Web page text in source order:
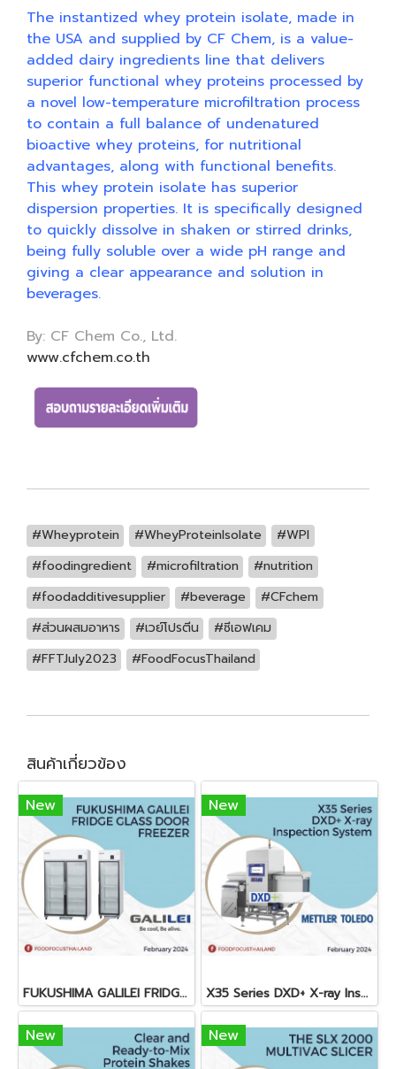
The instantized whey protein isolate, made in
the USA and supplied by CF Chem, is a value-
added dairy ingredients line that delivers
superior functional whey proteins processed by
a novel low-temperature microfiltration process
to contain a full balance of undenatured
bioactive whey proteins, for nutritional
advantages, along with functional benefits.
This whey protein isolate has superior
dispersion properties. It is specifically designed
to quickly dissolve in shaken or stirred drinks,
being fully soluble over a wide pH range and
giving a clear appearance and solution in
beverages.
By: CF Chem Co., Ltd.
www.cfchem.co.th
#Wheyprotein #WheyProteinIsolate
#WPI
#foodingredient
#microfiltration
#nutrition
#foodadditivesupplier
#beverage
#CFchem
#ส่วนผสมอาหาร
#เวย์โปรตีน
#ซีเอฟเคม
#FFTJuly2023
#FoodFocusThailand
สินค้าเกี่ยวข้อง
New
FUKUSHIMA GALILEI FRIDGE GLASS DOOR FREEZER
New
X35 Series DXD+ X-ray Inspection System
New New